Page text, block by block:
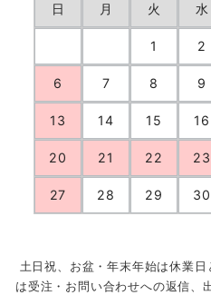
日 月 火 水
1 2
6 7 8 9
13 14 15 16
20 21 22 23
27 28 29 30
土日祝、お盆・年末年始は休業
は受注・お問い合わせへの返信、